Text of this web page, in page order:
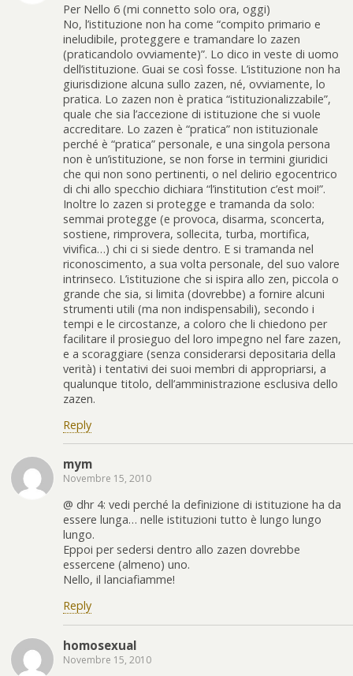
Per Nello 6 (mi connetto solo ora, oggi)
No, l’istituzione non ha come “compito primario e
ineludibile, proteggere e tramandare lo zazen
(praticandolo ovviamente)”. Lo dico in veste di uomo
dell’istituzione. Guai se così fosse. L’istituzione non ha
giurisdizione alcuna sullo zazen, né, ovviamente, lo
pratica. Lo zazen non è pratica “istituzionalizzabile”,
quale che sia l’accezione di istituzione che si vuole
accreditare. Lo zazen è “pratica” non istituzionale
perché è “pratica” personale, e una singola persona
non è un’istituzione, se non forse in termini giuridici
che qui non sono pertinenti, o nel delirio egocentrico
di chi allo specchio dichiara “l’institution c’est moi!”.
Inoltre lo zazen si protegge e tramanda da solo:
semmai protegge (e provoca, disarma, sconcerta,
sostiene, rimprovera, sollecita, turba, mortifica,
vivifica…) chi ci si siede dentro. E si tramanda nel
riconoscimento, a sua volta personale, del suo valore
intrinseco. L’istituzione che si ispira allo zen, piccola o
grande che sia, si limita (dovrebbe) a fornire alcuni
strumenti utili (ma non indispensabili), secondo i
tempi e le circostanze, a coloro che li chiedono per
facilitare il prosieguo del loro impegno nel fare zazen,
e a scoraggiare (senza considerarsi depositaria della
verità) i tentativi dei suoi membri di appropriarsi, a
qualunque titolo, dell’amministrazione esclusiva dello
zazen.
Reply
mym
Novembre 15, 2010
@ dhr 4: vedi perché la definizione di istituzione ha da
essere lunga… nelle istituzioni tutto è lungo lungo
lungo.
Eppoi per sedersi dentro allo zazen dovrebbe
essercene (almeno) uno.
Nello, il lanciafiamme!
Reply
homosexual
Novembre 15, 2010